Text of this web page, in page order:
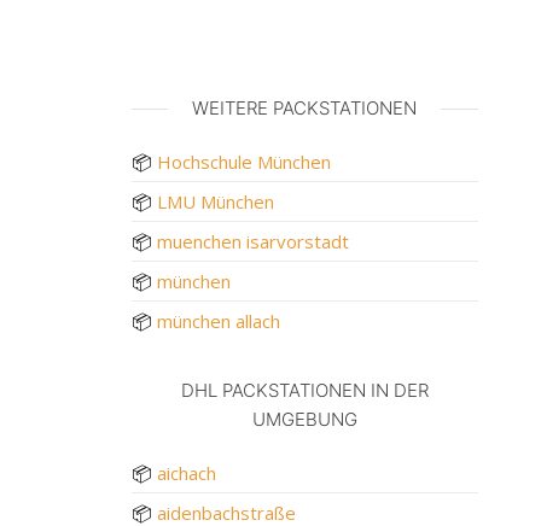
WEITERE PACKSTATIONEN
📦 Hochschule München
📦 LMU München
📦 muenchen isarvorstadt
📦 münchen
📦 münchen allach
DHL PACKSTATIONEN IN DER
UMGEBUNG
📦 aichach
📦 aidenbachstraße